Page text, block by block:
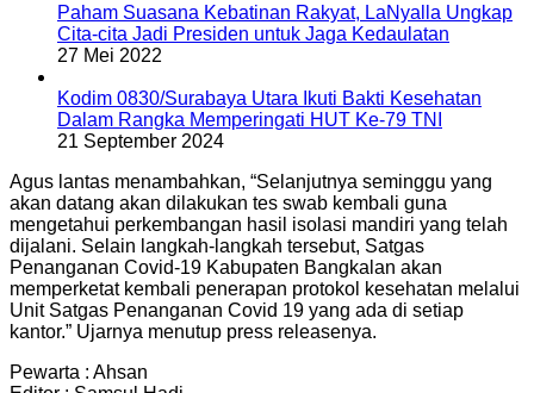
Paham Suasana Kebatinan Rakyat, LaNyalla Ungkap
Cita-cita Jadi Presiden untuk Jaga Kedaulatan
27 Mei 2022
Kodim 0830/Surabaya Utara Ikuti Bakti Kesehatan
Dalam Rangka Memperingati HUT Ke-79 TNI
21 September 2024
Agus lantas menambahkan, “Selanjutnya seminggu yang
akan datang akan dilakukan tes swab kembali guna
mengetahui perkembangan hasil isolasi mandiri yang telah
dijalani. Selain langkah-langkah tersebut, Satgas
Penanganan Covid-19 Kabupaten Bangkalan akan
memperketat kembali penerapan protokol kesehatan melalui
Unit Satgas Penanganan Covid 19 yang ada di setiap
kantor.” Ujarnya menutup press releasenya.
Pewarta : Ahsan